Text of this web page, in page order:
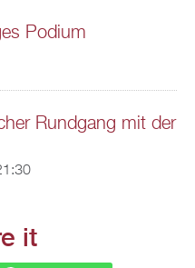
Podium
Rundgang mit der
it